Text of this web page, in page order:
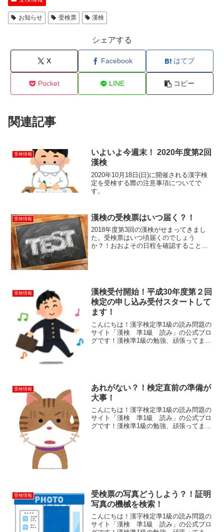
お知らせ 受検票 漢検
シェアする
X Facebook はてブ
Pocket LINE コピー
関連記事
受検情報
いよいよ今週末！ 2020年度第2回
漢検
2020年10月18日(日)に開催される漢字検
定を受検する際の注意事項についてで
す。
受検情報 漢検の受検票はいつ届く？！
2018年度第3回の漢検がせまってきまし
た。受検票はいつ頃届くのでしょう
か？！おおよその日程を確認することが
受検情報
漢検受付開始！平成30年度第２回
検定の申し込み受付スタートして
ます！
こんにちは！漢字検定準1級の読み問題の
サイト「漢検 準1級 読み」の公式ブロ
グです！漢検準1級の勉強、頑張ってます
受検情報
あれがない？！検定直前の準備が
大事！
こんにちは！漢字検定準1級の読み問題の
サイト「漢検 準1級 読み」の公式ブロ
グです！漢検準1級の勉強、頑張ってます
受検情報
受検票の写真どうしよう？！証明
写真の機械を検索！
こんにちは！漢字検定準1級の読み問題の
サイト「漢検 準1級 読み」の公式ブロ